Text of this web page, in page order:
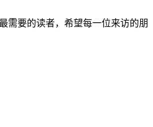
需要的读者，希望每一位来访的朋